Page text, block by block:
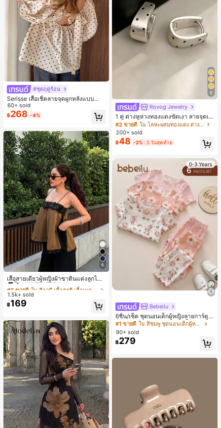
#ชุดฤดูร้อน
Serisse เสื้อเชิ้ตลายจุดผูกหลังแบบลำล
องสำหรับฤดูร้อน
60+ sold
฿268 -4%
6
เสื้อสายเดี่ยวผู้หญิงผ้าซาตินแต่งลูกไม้
- เสื้อสายเดี่ยวฤดูร้อนสีคากีมีรอยผ่าด้า
นข้างที่น่าดึงดูดแบบสบายๆ
#2 ขายดี
ใน สีกากี เสื้อสตรี เสื้อเบลาส์ & Tee
ลูกค้ากลับมาซื้อซ้ำ!
#2 ขายดี
ลูกค้ากลับมาซื้อซ้ำ!
#2 ขายดี
ลูกค้ากลับมาซื้อซ้ำ!
#2 ขายดี
ใน สีกากี เสื้อสตรี เสื้อเบลาส์ & Tee
1.5k+ sold
฿169
9
Rovog Jewelry
1 คู่ ต่างหูห่วงทองแดงขัดเงา ลายจุดเร
ขาคณิตสไตล์มินิมอล เหมาะสำหรับสว
มใส่ประจำวันแบบสบายๆ สำหรับผู้หญิง
#2 ขายดี
ใน โลหะผสมทองแดง ต่างหูผู้หญิง
200+ sold
฿48 -2% 3 วันสุดท้าย
0-3 Years
Bebeilu
6ชิ้น/เซ็ต ชุดนอนเด็กผู้หญิงลายการ์ตูน
หมีและดอกไม้ คอกลม แขนสั้น กางเกง
ขาสั้น ขอบระบาย สวมใส่สบาย
#1 ขายดี
ใน สีชมพู ชุดนอนเด็กผู้หญิง
90+ sold
฿279